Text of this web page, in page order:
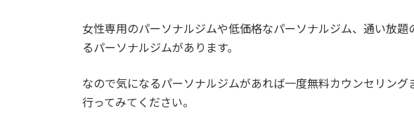
女性専用のパーソナルジムや低価格なパーソナルジム、通い放
るパーソナルジムがあります。
なので気になるパーソナルジムがあれば一度無料カウンセリン
行ってみてください。